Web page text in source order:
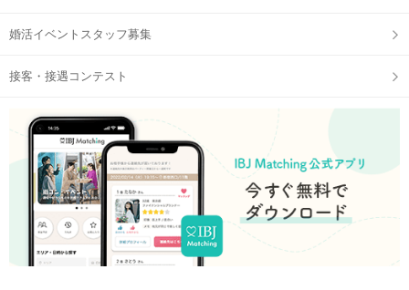
婚活イベントスタッフ募集
接客・接遇コンテスト